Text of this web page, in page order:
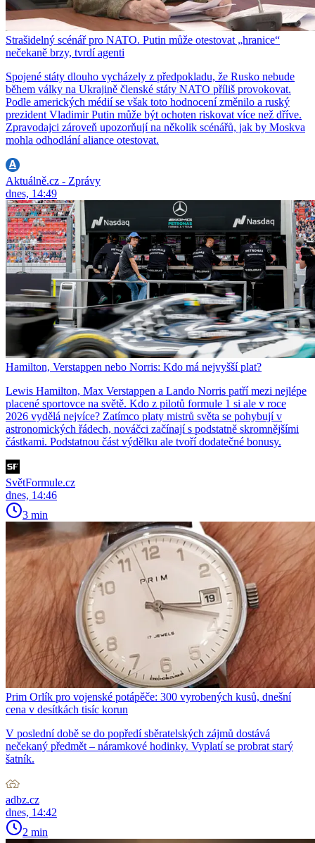
Strašidelný scénář pro NATO. Putin může otestovat „hranice“
nečekaně brzy, tvrdí agenti
Spojené státy dlouho vycházely z předpokladu, že Rusko nebude
během války na Ukrajině členské státy NATO příliš provokovat.
Podle amerických médií se však toto hodnocení změnilo a ruský
prezident Vladimir Putin může být ochoten riskovat více než dříve.
Zpravodajci zároveň upozorňují na několik scénářů, jak by Moskva
mohla odhodlání aliance otestovat.
Aktuálně.cz - Zprávy
dnes, 14:49
Hamilton, Verstappen nebo Norris: Kdo má nejvyšší plat?
Lewis Hamilton, Max Verstappen a Lando Norris patří mezi nejlépe
placené sportovce na světě. Kdo z pilotů formule 1 si ale v roce
2026 vydělá nejvíce? Zatímco platy mistrů světa se pohybují v
astronomických řádech, nováčci začínají s podstatně skromnějšími
částkami. Podstatnou část výdělku ale tvoří dodatečné bonusy.
SvětFormule.cz
dnes, 14:46
3 min
Prim Orlík pro vojenské potápěče: 300 vyrobených kusů, dnešní
cena v desítkách tisíc korun
V poslední době se do popředí sběratelských zájmů dostává
nečekaný předmět – náramkové hodinky. Vyplatí se probrat starý
šatník.
adbz.cz
dnes, 14:42
2 min